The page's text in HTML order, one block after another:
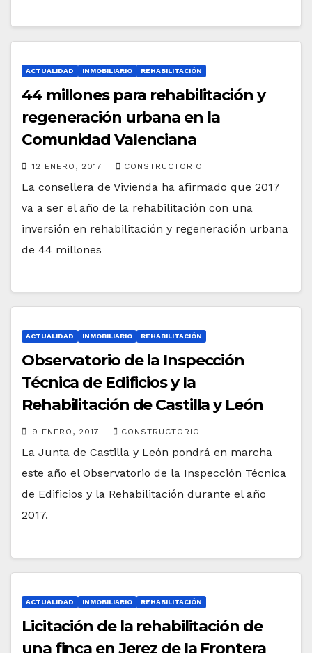
ACTUALIDAD INMOBILIARIO REHABILITACIÓN
44 millones para rehabilitación y
regeneración urbana en la
Comunidad Valenciana
12 ENERO, 2017 CONSTRUCTORIO
La consellera de Vivienda ha afirmado que 2017
va a ser el año de la rehabilitación con una
inversión en rehabilitación y regeneración urbana
de 44 millones
ACTUALIDAD INMOBILIARIO REHABILITACIÓN
Observatorio de la Inspección
Técnica de Edificios y la
Rehabilitación de Castilla y León
9 ENERO, 2017 CONSTRUCTORIO
La Junta de Castilla y León pondrá en marcha
este año el Observatorio de la Inspección Técnica
de Edificios y la Rehabilitación durante el año
2017.
ACTUALIDAD INMOBILIARIO REHABILITACIÓN
Licitación de la rehabilitación de
una finca en Jerez de la Frontera